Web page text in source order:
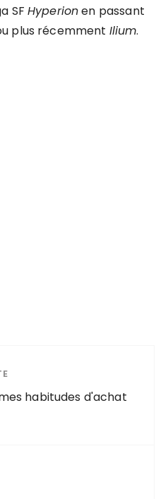
SF Hyperionen passant
plus récemment Ilium.
habitudes d'achat